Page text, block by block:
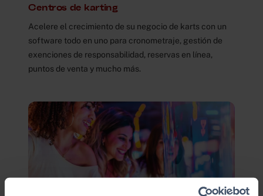
Centros de karting
Acelere el crecimiento de su negocio de karts con un
software todo en uno para cronometraje, gestión de
exenciones de responsabilidad, reservas en línea,
puntos de venta y mucho más.